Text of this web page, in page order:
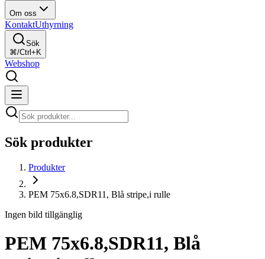
Om oss
KontaktUthyrning
Sök
⌘/Ctrl+K
Webshop
Sök produkter
Produkter
PEM 75x6.8,SDR11, Blå stripe,i rulle
Ingen bild tillgänglig
PEM 75x6.8,SDR11, Blå